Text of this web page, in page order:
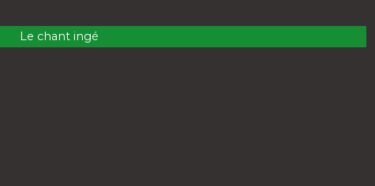
Le chant ingé